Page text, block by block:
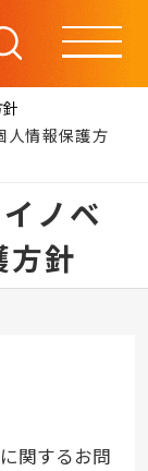
人情報保護方
ノベ
方針
関するお問